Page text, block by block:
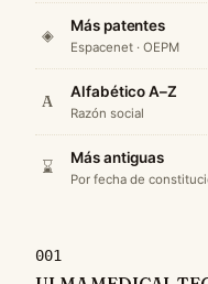
◈ Más patentes
Espacenet · OEPM
A Alfabético A–Z
Razón social
⌛ Más antiguas
Por fecha de
001